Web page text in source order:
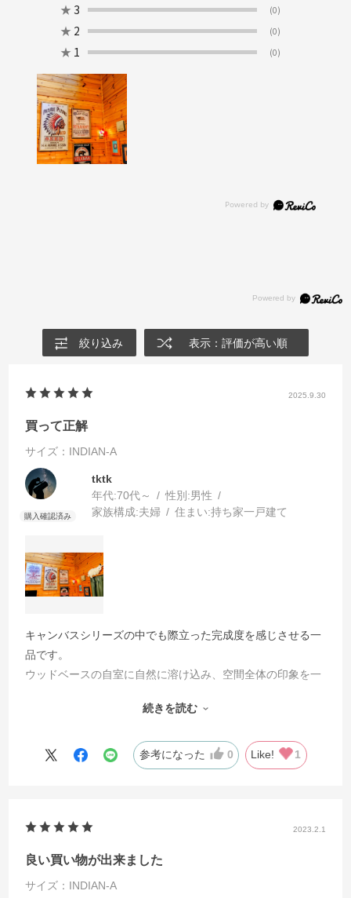
★ 3 (0)
★ 2 (0)
★ 1 (0)
絞り込み 表示：評価が高い順
2025.9.30
買って正解
サイズ：INDIAN-A
tktk
年代:70代～ 性別:男性
家族構成:夫婦 住まい:持ち家一戸建て
キャンバスシリーズの中でも際立った完成度を感じさせる一
品です。
ウッドベースの自室に自然に溶け込み、空間全体の印象を一
前面にガラスがないため反射が生じず、作品本来の魅力がそ
他のインテリアとの相性も抜群で、部屋が見違えるような雰
囲気に包まれています。
続きを読む
参考になった 0 Like! 1
2023.2.1
良い買い物が出来ました
サイズ：INDIAN-A